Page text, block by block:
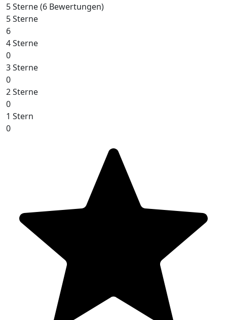
5 Sterne(6 Bewertungen)
5 Sterne
6
4 Sterne
0
3 Sterne
0
2 Sterne
0
1 Stern
0